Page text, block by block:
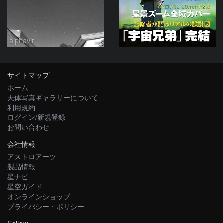
alphavir
サイトマップ
ホーム
天体写真ギャラリーについて
利用規約
ログイン/新規登録
お問い合わせ
会社情報
アストロアーツ
製品情報
星ナビ
星空ガイド
オンラインショップ
プライバシー・ポリシー